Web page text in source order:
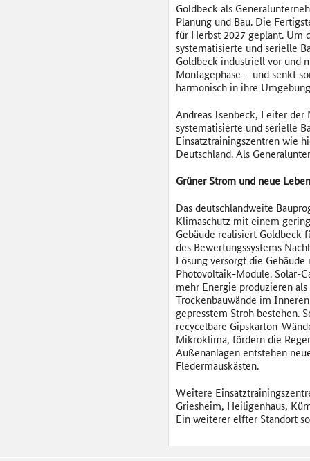
Goldbeck als
Planung und Bau. Die
für Herbst 2027 geplant. Um
systematisierte und serielle
Goldbeck industriell vor und
Montagephase – und senkt
harmonisch in ihre
Andreas Isenbeck, Leiter der
systematisierte und serielle
Einsatztrainingszentren wie
Deutschland. Als
Grüner Strom und neue
Das deutschlandweite
Klimaschutz mit einem
Gebäude realisiert Goldbeck
des Bewertungssystems
Lösung versorgt die
Photovoltaik-Module. Solar-
mehr Energie produzieren
Trockenbauwände im
gepresstem Stroh bestehen.
recycelbare Gipskarton-
Mikroklima, fördern die
Außenanlagen entstehen
Fledermauskästen.
Weitere
Griesheim, Heiligenhaus,
Ein weiterer elfter Standort